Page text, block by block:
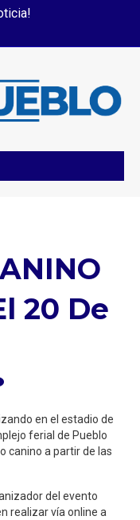
20 De
en el estadio de
ferial de Pueblo
canino a partir de las
del evento
realizar vía online a